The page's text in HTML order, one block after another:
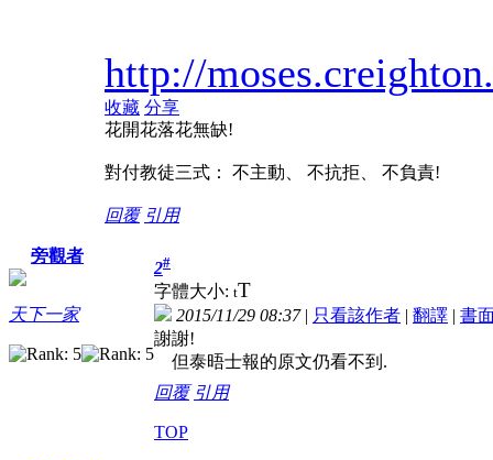
http://
收藏 分享
花開花落花無缺!
對付教徒三式： 不主動、 不抗拒、 不負責!
回覆 引用
旁觀者
天下一家
2#
字體大小: tT
2015/11/29 08:37| 只看該作者 | 翻譯 | 書
謝謝!
但泰晤士報的原文仍看不到.
回覆 引用
TOP